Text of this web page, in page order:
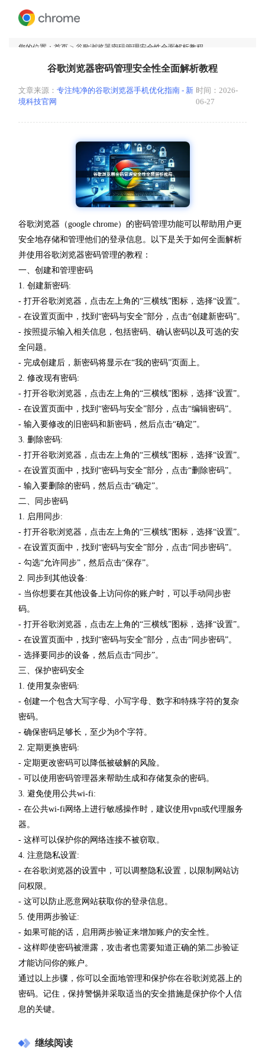
您的位置： 首页 > 谷歌浏览器密码管理安全性全面解析教程
谷歌浏览器密码管理安全性全面解析教程
文章来源： 专注纯净的谷歌浏览器手机优化指南 - 新
境科技官网
时间：2026-
06-27
谷歌浏览器（google chrome）的密码管理功能可以帮助用户更
安全地存储和管理他们的登录信息。以下是关于如何全面解析
并使用谷歌浏览器密码管理的教程：
一、创建和管理密码
1. 创建新密码:
- 打开谷歌浏览器，点击左上角的“三横线”图标，选择“设置”。
- 在设置页面中，找到“密码与安全”部分，点击“创建新密码”。
- 按照提示输入相关信息，包括密码、确认密码以及可选的安
全问题。
- 完成创建后，新密码将显示在“我的密码”页面上。
2. 修改现有密码:
- 打开谷歌浏览器，点击左上角的“三横线”图标，选择“设置”。
- 在设置页面中，找到“密码与安全”部分，点击“编辑密码”。
- 输入要修改的旧密码和新密码，然后点击“确定”。
3. 删除密码:
- 打开谷歌浏览器，点击左上角的“三横线”图标，选择“设置”。
- 在设置页面中，找到“密码与安全”部分，点击“删除密码”。
- 输入要删除的密码，然后点击“确定”。
二、同步密码
1. 启用同步:
- 打开谷歌浏览器，点击左上角的“三横线”图标，选择“设置”。
- 在设置页面中，找到“密码与安全”部分，点击“同步密码”。
- 勾选“允许同步”，然后点击“保存”。
2. 同步到其他设备:
- 当你想要在其他设备上访问你的账户时，可以手动同步密
码。
- 打开谷歌浏览器，点击左上角的“三横线”图标，选择“设置”。
- 在设置页面中，找到“密码与安全”部分，点击“同步密码”。
- 选择要同步的设备，然后点击“同步”。
三、保护密码安全
1. 使用复杂密码:
- 创建一个包含大写字母、小写字母、数字和特殊字符的复杂
密码。
- 确保密码足够长，至少为8个字符。
2. 定期更换密码:
- 定期更改密码可以降低被破解的风险。
- 可以使用密码管理器来帮助生成和存储复杂的密码。
3. 避免使用公共wi-fi:
- 在公共wi-fi网络上进行敏感操作时，建议使用vpn或代理服务
器。
- 这样可以保护你的网络连接不被窃取。
4. 注意隐私设置:
- 在谷歌浏览器的设置中，可以调整隐私设置，以限制网站访
问权限。
- 这可以防止恶意网站获取你的登录信息。
5. 使用两步验证:
- 如果可能的话，启用两步验证来增加账户的安全性。
- 这样即使密码被泄露，攻击者也需要知道正确的第二步验证
才能访问你的账户。
通过以上步骤，你可以全面地管理和保护你在谷歌浏览器上的
密码。记住，保持警惕并采取适当的安全措施是保护你个人信
息的关键。
继续阅读